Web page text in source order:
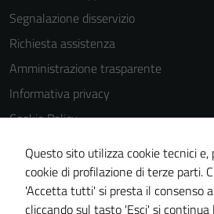
Segnalazione disservizio
Richiesta assistenza
Amministrazione trasparente
Informativa privacy
Cookie Policy
Note legali
Dichiarazione di accessibilità
Whistleblowing
Questo sito utilizza cookie tecnici e,
cookie di profilazione di terze parti.
'Accetta tutti' si presta il consenso
cliccando sul tasto 'Esci' si